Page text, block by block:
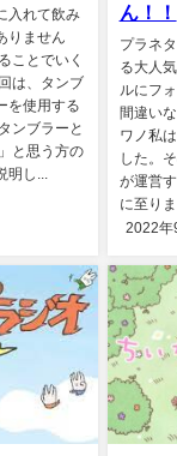
入れて飲み
りません
ことでいく
は、タンブ
を使用する
ンブラーと
と思う方の
し...
ん！！
プラネ
る大人
ルにフ
間違い
ワノ私
した。
が運営
に至り
2022年